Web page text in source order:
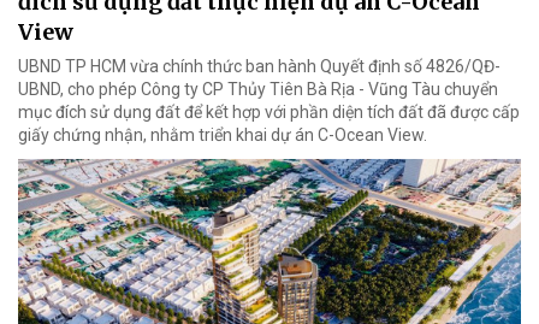
View
UBND TP HCM vừa chính thức ban hành Quyết định số 4826/QĐ-
UBND, cho phép Công ty CP Thủy Tiên Bà Rịa - Vũng Tàu chuyển
mục đích sử dụng đất để kết hợp với phần diện tích đất đã được cấp
giấy chứng nhận, nhằm triển khai dự án C-Ocean View.